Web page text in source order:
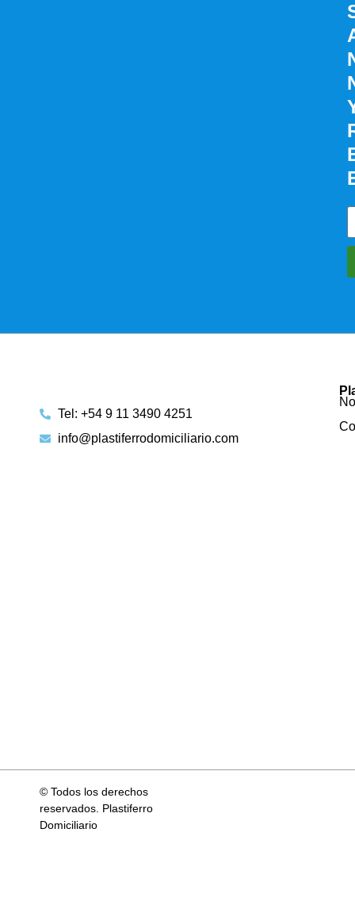
Tel: +54 9 11 3490 4251
info@plastiferrodomiciliario.com
© Todos los derechos
reservados. Plastiferro
Domiciliario